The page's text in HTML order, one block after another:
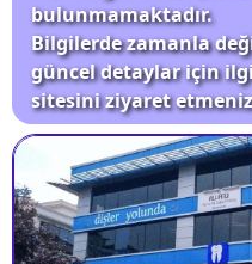
bulunmamaktadır.
Bilgilerde zamanla
güncel detaylar için
sitesini ziyaret